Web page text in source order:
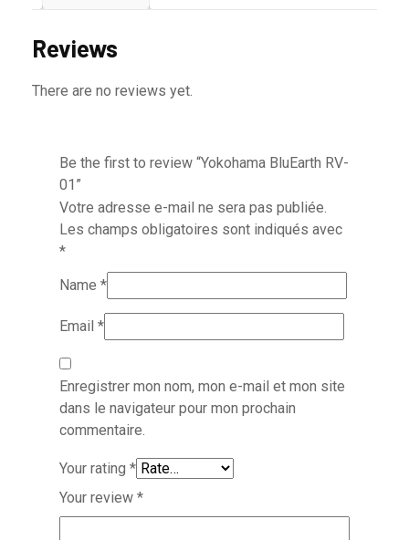
Reviews
There are no reviews yet.
Be the first to review “Yokohama BluEarth RV-
01”
Votre adresse e-mail ne sera pas publiée.
Les champs obligatoires sont indiqués avec
*
Name *
Email *
Enregistrer mon nom, mon e-mail et mon site
dans le navigateur pour mon prochain
commentaire.
Your rating *
Your review *